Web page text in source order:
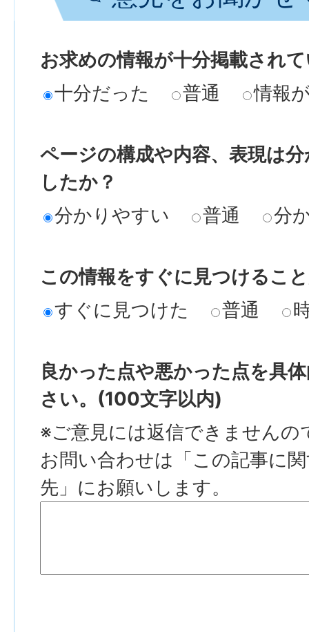
お求めの情報が十分掲載され
十分だった
普通 情報
ページの構成や内容、表現は
したか？
分かりやすい
普通 分
この情報をすぐに見つけるこ
すぐに見つけた
普通
良かった点や悪かった点を具
さい。(100文字以内)
※ご意見には返信できませんの
お問い合わせは「この記事に
先」にお願いします。